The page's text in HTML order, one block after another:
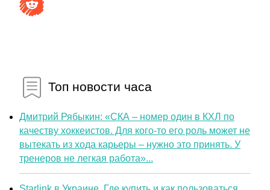
Топ новости часа
Дмитрий Рябыкин: «СКА – номер один в КХЛ по
качеству хоккеистов. Для кого-то его роль может не
вытекать из хода карьеры – нужно это принять. У
тренеров не легкая работа»...